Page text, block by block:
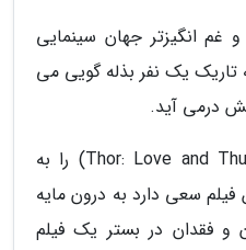
غم انگیزتر جهان سینمایی
تاریک یک نفر بذله گویی می
درمی آید.
مثلاً تور: عشق و تندر (Thor: Love and Thunder) را به
فیلم سعی دارد به درون مایه
و فقدان در بستر یک فیلم